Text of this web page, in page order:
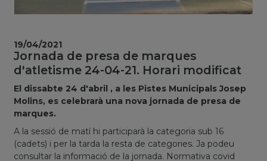
Jornada de presa de marques
d'atletisme 24-04-21. Horari modificat
El dissabte 24 d'abril , a les Pistes Municipals Josep
Molins, es celebrarà una nova jornada de presa de
marques.
A la sessió de matí hi participarà la categoria sub 16
(cadets) i per la tarda la resta de categories. Ja podeu
consultar la informació de la jornada. Normativa covid
19/04/2021